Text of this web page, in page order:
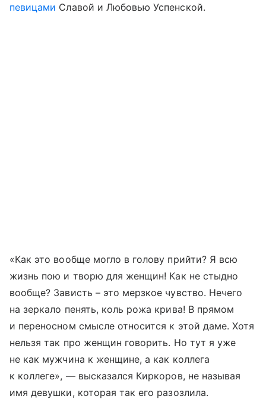
певицами Славой и Любовью Успенской.
«Как это вообще могло в голову прийти? Я всю
жизнь пою и творю для женщин! Как не стыдно
вообще? Зависть – это мерзкое чувство. Нечего
на зеркало пенять, коль рожа крива! В прямом
и переносном смысле относится к этой даме. Хотя
нельзя так про женщин говорить. Но тут я уже
не как мужчина к женщине, а как коллега
к коллеге», — высказался Киркоров, не называя
имя девушки, которая так его разозлила.